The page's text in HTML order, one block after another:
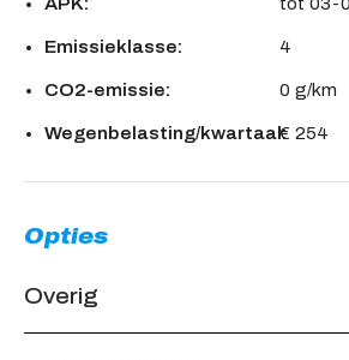
APK: tot 03-
Emissieklasse: 4
CO2-emissie: 0 g/km
Wegenbelasting/kwartaal:€ 254
Opties
Overig